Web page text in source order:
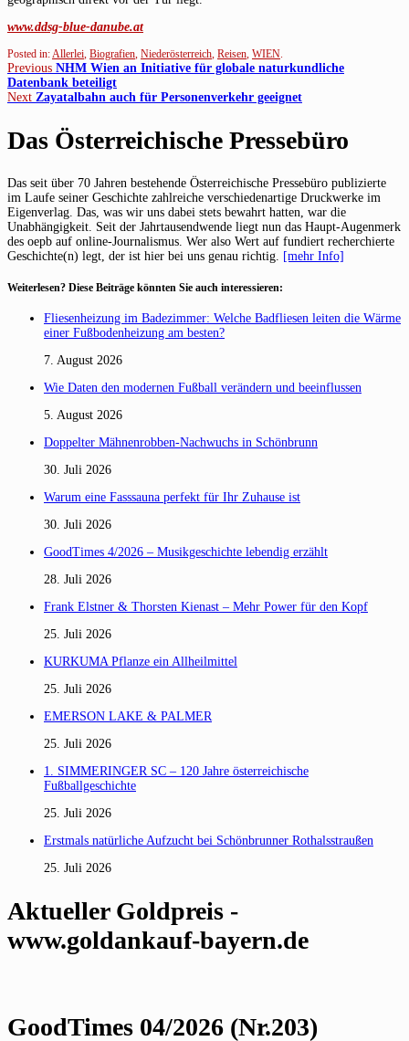
www.ddsg-blue-danube.at
Posted in: Allerlei Biografien Niederösterreich Reisen WIEN
Beitragsnavigation
Previous Previous
post:
NHM Wien an Initiative für globale naturkundliche
Datenbank beteiligt
Next Next
Zayatalbahn auch für Personenverkehr geeignet
Das Österreichische Pressebüro
Das seit über 70 Jahren bestehende Österreichische Pressebüro publizierte
im Laufe seiner Geschichte zahlreiche verschiedenartige Druckwerke im
Eigenverlag. Das, was wir uns dabei stets bewahrt hatten, war die
Unabhängigkeit. Seit der Jahrtausendwende liegt nun das Haupt-Augenmerk
des oepb auf online-Journalismus. Wer also Wert auf fundiert recherchierte
Geschichte(n) legt, der ist hier bei uns genau richtig. [mehr Info]
Weiterlesen? Diese Beiträge könnten Sie auch interessieren:
Fliesenheizung im Badezimmer: Welche Badfliesen leiten die Wärme
einer Fußbodenheizung am besten?
7. August 2026
Wie Daten den modernen Fußball verändern und beeinflussen
5. August 2026
Doppelter Mähnenrobben-Nachwuchs in Schönbrunn
30. Juli 2026
Warum eine Fasssauna perfekt für Ihr Zuhause ist
30. Juli 2026
GoodTimes 4/2026 – Musikgeschichte lebendig erzählt
28. Juli 2026
Frank Elstner & Thorsten Kienast – Mehr Power für den Kopf
25. Juli 2026
KURKUMA Pflanze ein Allheilmittel
25. Juli 2026
EMERSON LAKE & PALMER
25. Juli 2026
1. SIMMERINGER SC – 120 Jahre österreichische
Fußballgeschichte
25. Juli 2026
Erstmals natürliche Aufzucht bei Schönbrunner Rothalsstraußen
25. Juli 2026
Aktueller Goldpreis -
www.goldankauf-bayern.de
GoodTimes 04/2026 (Nr.203)